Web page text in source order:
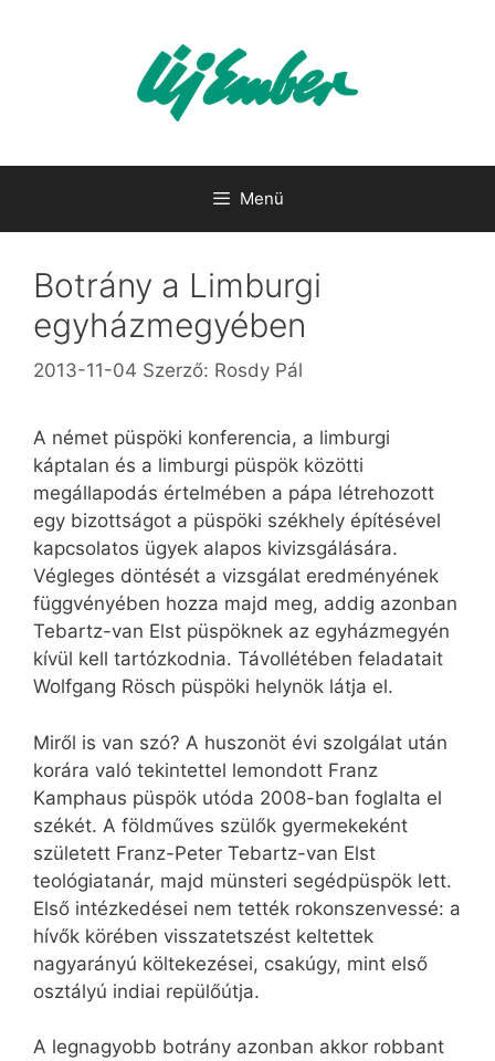
Menü
Botrány a Limburgi
egyházmegyében
2013-11-04 Szerző: Rosdy Pál
A német püspöki konferencia, a limburgi
káptalan és a limburgi püspök közötti
megállapodás értelmében a pápa létrehozott
egy bizottságot a püspöki székhely építésével
kapcsolatos ügyek alapos kivizsgálására.
Végleges döntését a vizsgálat eredményének
függvényében hozza majd meg, addig azonban
Tebartz-van Elst püspöknek az egyházmegyén
kívül kell tartózkodnia. Távollétében feladatait
Wolfgang Rösch püspöki helynök látja el.
Miről is van szó? A huszonöt évi szolgálat után
korára való tekintettel lemondott Franz
Kamphaus püspök utóda 2008-ban foglalta el
székét. A földműves szülők gyermekeként
született Franz-Peter Tebartz-van Elst
teológiatanár, majd münsteri segédpüspök lett.
Első intézkedései nem tették rokonszenvessé: a
hívők körében visszatetszést keltettek
nagyarányú költekezései, csakúgy, mint első
osztályú indiai repülőútja.
A legnagyobb botrány azonban akkor robbant